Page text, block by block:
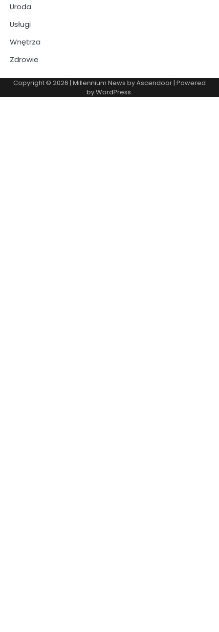
Uroda
Usługi
Wnętrza
Zdrowie
Copyright © 2026 | Millennium News byAscendoor| Powered
byWordPress.